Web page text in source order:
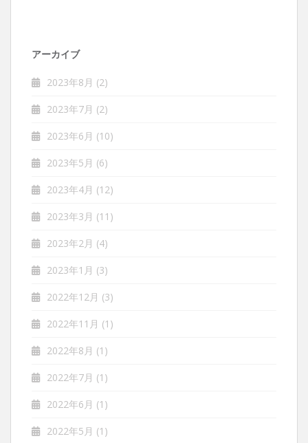
アーカイブ
2023年8月 (2)
2023年7月 (2)
2023年6月 (10)
2023年5月 (6)
2023年4月 (12)
2023年3月 (11)
2023年2月 (4)
2023年1月 (3)
2022年12月 (3)
2022年11月 (1)
2022年8月 (1)
2022年7月 (1)
2022年6月 (1)
2022年5月 (1)